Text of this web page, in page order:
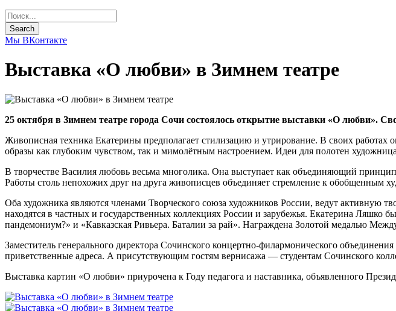
Мы ВКонтакте
Выставка «О любви» в Зимнем театре
25 октября в Зимнем театре города Сочи состоялось открытие выставки «О любви».
Живописная техника Екатерины предполагает стилизацию и утрирование. В своих
образы как глубоким чувством, так и мимолётным настроением. Идеи для полотен
В творчестве Василия любовь весьма многолика. Она выступает как объединяющий
Работы столь непохожих друг на друга живописцев объединяет стремление к обобщенным
Оба художника являются членами Творческого союза художников России, ведут активную
находятся в частных и государственных коллекциях России и зарубежья. Екатерина Ляшко
пандемониум?» и «Кавказская Ривьера. Баталии за рай». Награждена Золотой медалью
​Заместитель генерального директора Сочинского концертно-филармонического
приветственные адреса. А присутствующим гостям вернисажа — студентам Сочинского
Выставка картин «О любви» приурочена к Году педагога и наставника, объявленного